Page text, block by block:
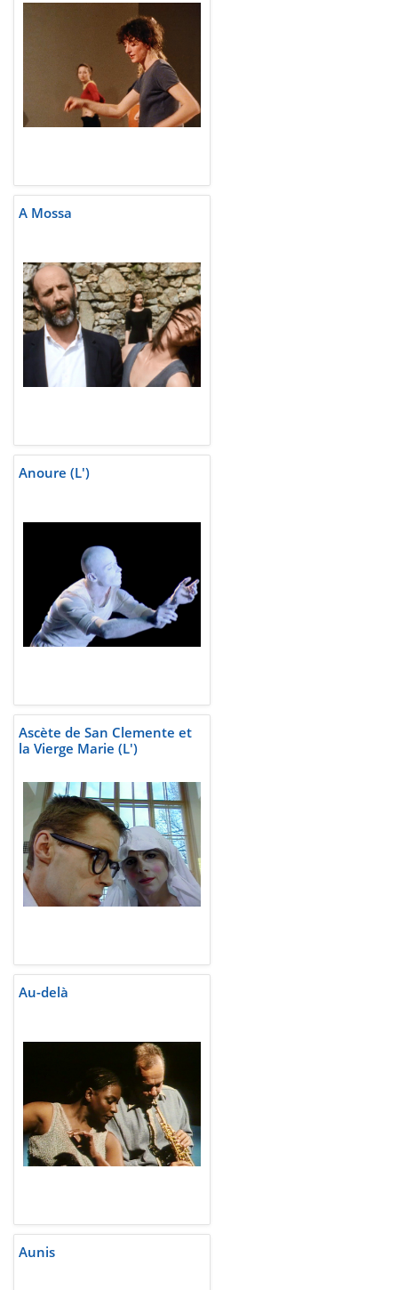
A Mossa
Anoure (L')
Ascète de San Clemente et
la Vierge Marie (L')
Au-delà
Aunis